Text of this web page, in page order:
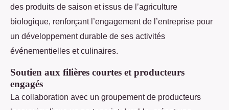
des produits de saison et issus de l’agriculture
biologique, renforçant l’engagement de l’entreprise pour
un développement durable de ses activités
événementielles et culinaires.
Soutien aux filières courtes et producteurs
engagés
La collaboration avec un groupement de producteurs